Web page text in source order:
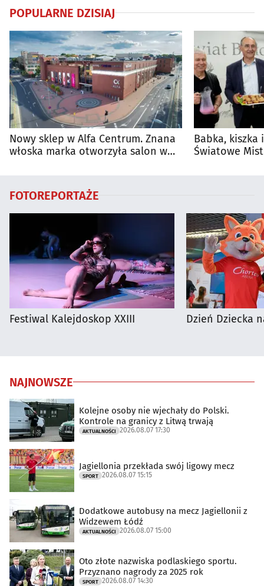
POPULARNE DZISIAJ
Nowy sklep w Alfa Centrum. Znana
włoska marka otworzyła salon w
Babka, kiszka
Światowe
FOTOREPORTAŻE
Festiwal Kalejdoskop XXIII Dzień Dziecka
NAJNOWSZE
Kolejne osoby nie wjechały do Polski.
Kontrole na granicy z Litwą trwają
AKTUALNOŚCI 2026.08.07 17:30
Jagiellonia przekłada swój ligowy mecz
SPORT 2026.08.07 15:15
Dodatkowe autobusy na mecz Jagiellonii z
Widzewem Łódź
AKTUALNOŚCI 2026.08.07 15:00
Oto złote nazwiska podlaskiego sportu.
Przyznano nagrody za 2025 rok
SPORT 2026.08.07 14:30